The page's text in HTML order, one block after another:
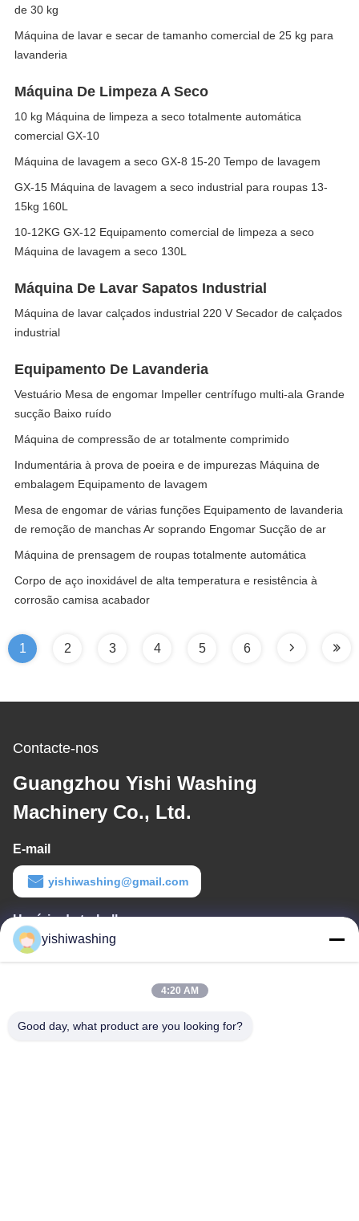
de 30 kg
Máquina de lavar e secar de tamanho comercial de 25 kg para
lavanderia
Máquina De Limpeza A Seco
10 kg Máquina de limpeza a seco totalmente automática
comercial GX-10
Máquina de lavagem a seco GX-8 15-20 Tempo de lavagem
GX-15 Máquina de lavagem a seco industrial para roupas 13-
15kg 160L
10-12KG GX-12 Equipamento comercial de limpeza a seco
Máquina de lavagem a seco 130L
Máquina De Lavar Sapatos Industrial
Máquina de lavar calçados industrial 220 V Secador de calçados
industrial
Equipamento De Lavanderia
Vestuário Mesa de engomar Impeller centrífugo multi-ala Grande
sucção Baixo ruído
Máquina de compressão de ar totalmente comprimido
Indumentária à prova de poeira e de impurezas Máquina de
embalagem Equipamento de lavagem
Mesa de engomar de várias funções Equipamento de lavanderia
de remoção de manchas Ar soprando Engomar Sucção de ar
Máquina de prensagem de roupas totalmente automática
Corpo de aço inoxidável de alta temperatura e resistência à
corrosão camisa acabador
1 2 3 4 5 6
Contacte-nos
Guangzhou Yishi Washing
Machinery Co., Ltd.
E-mail
yishiwashing@gmail.com
Horário de trabalho
9:00-18:00
- Não, não.19, Rua Lvcun, distrito de Nansha, Guangzhou, China
yishiwashing
4:20 AM
Good day, what product are you looking for?